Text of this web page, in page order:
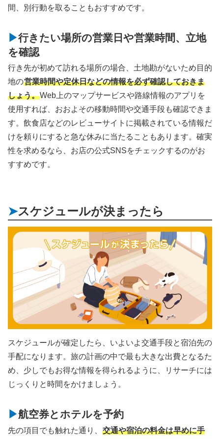
間、別行動を取ることもおすすめです。
行きたい場所の営業日や営業時間、立地
を確認
行き先が初めて訪れる場所の場合、土地勘がないため目的
地の営業時間や定休日などの情報を必ず確認しておきま
しょう。Web上のマップサービスや路線情報のアプリを
使用すれば、おおよその移動時間や交通手段も確認できま
す。飲食店などのレビューサイトに掲載されている情報だ
けを頼りにすると急な休みに当たることもあります。確実
性を求めるなら、お店の公式SNSをチェックするのがお
すすめです。
スケジュールが決まったら
スケジュールが確定したら、いよいよ交通手段と宿泊先の
手配になります。旅の計画の中で最も大きな出費となるた
め、少しでもお得な情報を得られるように、リサーチには
じっくりと時間をかけましょう。
航空券とホテルを予約
先の項目でも触れた通り、 交通や宿泊の料金は早めに手